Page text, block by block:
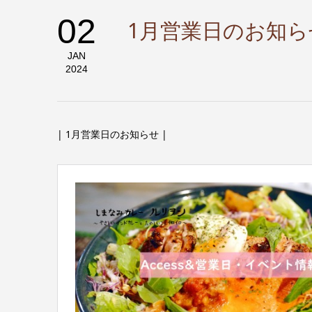
02
JAN
2024
1月営業日のお知
| 1月営業日のお知らせ |